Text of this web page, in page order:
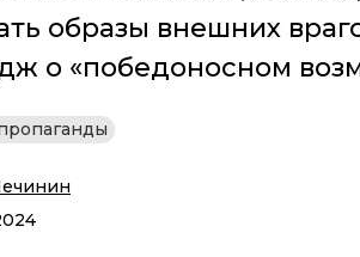
образы внешних
о «победоносном